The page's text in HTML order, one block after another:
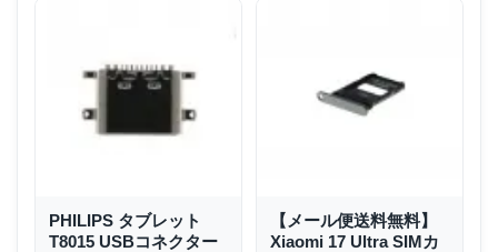
PHILIPS タブレット
T8015 USBコネクター
【メール便送料無料】
Xiaomi 17 Ultra SIMカ